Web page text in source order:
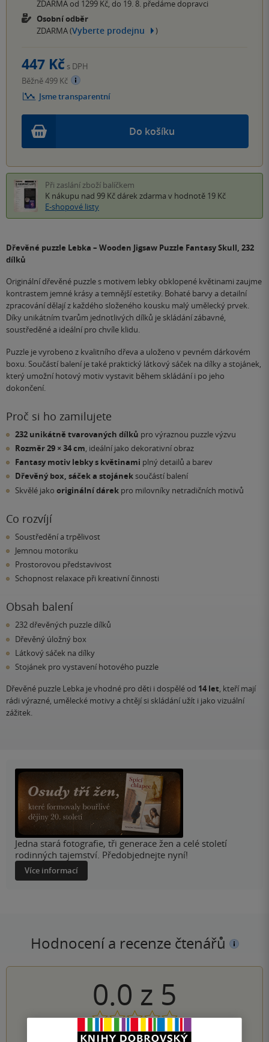
ZDARMA od 1299 Kč, do 19. 8. předáme dopravci
Osobní odběr
ZDARMA (Vyberte prodejnu )
Do košíku
447 Kč s DPH
Běžně 499 Kč
Jsme transparentní
Při zaslání zboží balíčkem
K nákupu nad 99 Kč dárek zdarma v hodnotě 19 Kč
E-shopové listy
Dřevěné puzzle Lebka – Wooden Jigsaw Puzzle Fantasy Skull, 232
dílků
Originální dřevěné puzzle s motivem lebky obklopené květinami zaujme
kontrastem jemné krásy a temnější estetiky. Bohaté barvy a detailní
zpracování dělají z každého složeného kousku malý umělecký prvek.
Díky unikátním tvarům jednotlivých dílků je skládání zábavné,
soustředěné a ideální pro chvíle klidu.
Puzzle je vyrobeno z kvalitního dřeva a uloženo v pevném dárkovém
boxu. Součástí balení je také praktický látkový sáček na dílky a stojánek,
který umožní hotový motiv vystavit během skládání i po jeho
dokončení.
Proč si ho zamilujete
232 unikátně tvarovaných dílků pro výraznou puzzle výzvu
Rozměr 29 × 34 cm, ideální jako dekorativní obraz
Fantasy motiv lebky s květinami plný detailů a barev
Dřevěný box, sáček a stojáneksoučástí balení
Skvělé jako originální dárek pro milovníky netradičních motivů
Co rozvíjí
Soustředění a trpělivost
Jemnou motoriku
Prostorovou představivost
Schopnost relaxace při kreativní činnosti
Obsah balení
232 dřevěných puzzle dílků
Dřevěný úložný box
Látkový sáček na dílky
Stojánek pro vystavení hotového puzzle
Dřevěné puzzle Lebka je vhodné pro děti i dospělé od 14 let, kteří mají
rádi výrazné, umělecké motivy a chtějí si skládání užít i jako vizuální
zážitek.
Jedna stará fotografie, tři generace žen a celé století
rodinných tajemství. Předobjednejte nyní!
Více informací
Hodnocení a recenze čtenářů
0.0 z 5
0hodnocení čtenářů